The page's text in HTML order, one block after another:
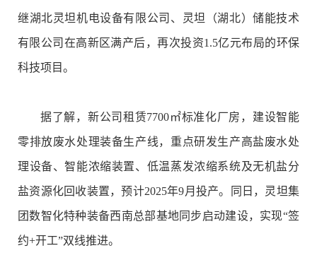
继湖北灵坦机电设备有限公司、灵坦（湖北）储能技术
有限公司在高新区满产后，再次投资1.5亿元布局的环保
科技项目。
据了解，新公司租赁7700㎡标准化厂房，建设智能
零排放废水处理装备生产线，重点研发生产高盐废水处
理设备、智能浓缩装置、低温蒸发浓缩系统及无机盐分
盐资源化回收装置，预计2025年9月投产。同日，灵坦集
团数智化特种装备西南总部基地同步启动建设，实现“签
约+开工”双线推进。